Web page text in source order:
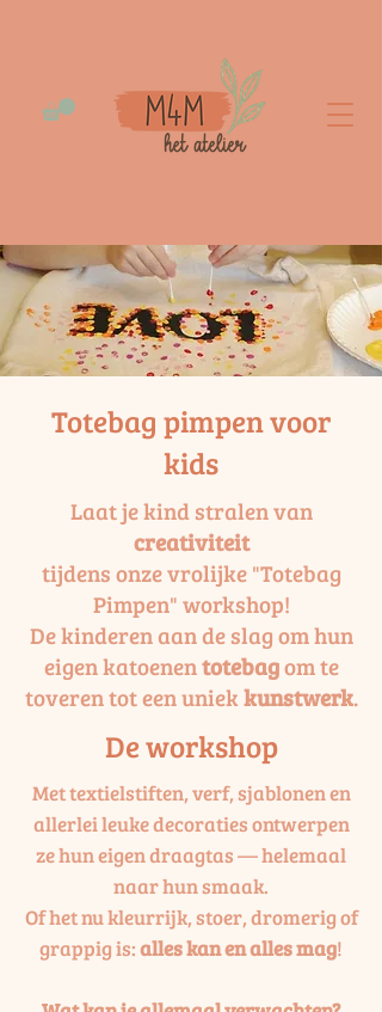
Totebag pimpen voor
kids
Laat je kind stralen van
creativiteit
tijdens onze vrolijke "Totebag
Pimpen" workshop!
De kinderen aan de slag om hun
eigen katoenentotebagom te
toveren tot een uniekkunstwerk.
De workshop
Met textielstiften, verf, sjablonen en
allerlei leuke decoraties ontwerpen
ze hun eigen draagtas — helemaal
naar hun smaak.
Of het nu kleurrijk, stoer, dromerig of
grappig is:alles kan en alles mag!